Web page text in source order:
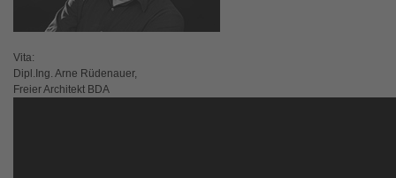
Vita:
Dipl.Ing. Arne Rüdenauer,
Freier Architekt BDA